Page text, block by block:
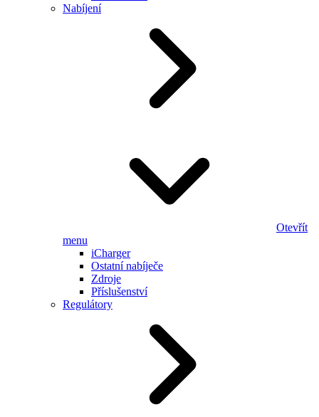
Nabíjení
Otevřít
menu
iCharger
Ostatní nabíječe
Zdroje
Příslušenství
Regulátory